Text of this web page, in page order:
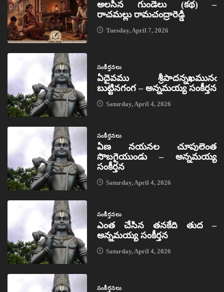
అలసిన గుండెలు (కథ) –
రాచమల్లు రామచంద్రారెడ్డి
Tuesday, April 7, 2026
సంకీర్తనలు
ఏదైవము శ్రీపాదన్నఖమునఁ
బుట్టినగంగ – అన్నమయ్య సంకీర్తన
Saturday, April 4, 2026
సంకీర్తనలు
ఏణ నయనల చూపులెంత
సొబగైయుండు – అన్నమయ్య
సంకీర్తన
Saturday, April 4, 2026
సంకీర్తనలు
ఎంత చేసిన తనకేది తుద –
అన్నమయ్య సంకీర్తన
Saturday, April 4, 2026
సంకీర్తనలు